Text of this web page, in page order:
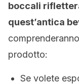
boccali
quest’antica
prodotto:
Se volete